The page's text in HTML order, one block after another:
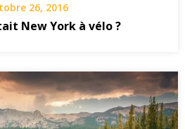
26, 2016
New York à vélo ?